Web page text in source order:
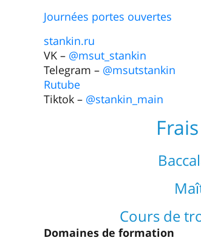
Journées portes ouvertes
stankin.ru
VK – @msut_stankin
Telegram – @msutstankin
Rutube
Tiktok – @stankin_main
Cours de
Domaines de formation